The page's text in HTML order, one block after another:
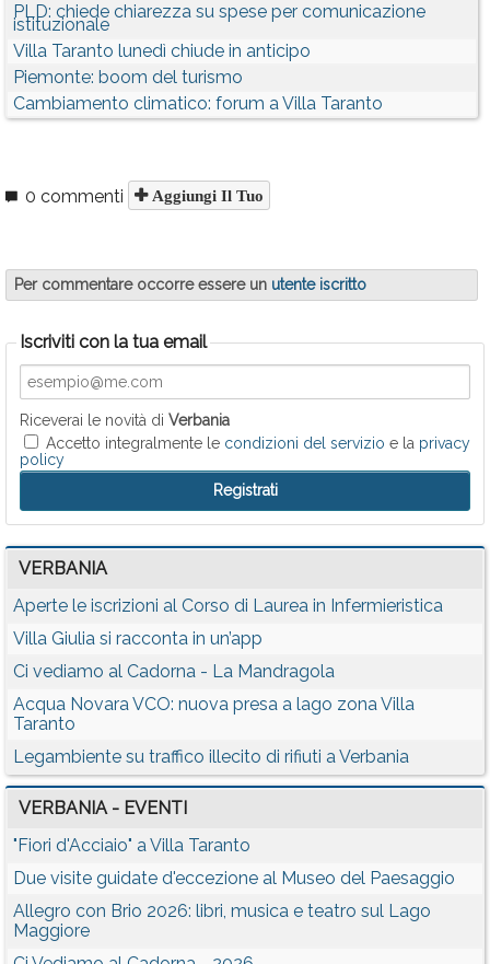
PLD: chiede chiarezza su spese per comunicazione
istituzionale
Villa Taranto lunedì chiude in anticipo
Piemonte: boom del turismo
Cambiamento climatico: forum a Villa Taranto
0 commenti Aggiungi Il Tuo
Per commentare occorre essere un utente iscritto
Iscriviti con la tua email
Riceverai le novità di Verbania
Accetto integralmente le condizioni del servizio e la privacy
policy
VERBANIA
Aperte le iscrizioni al Corso di Laurea in Infermieristica
Villa Giulia si racconta in un’app
Ci vediamo al Cadorna - La Mandragola
Acqua Novara VCO: nuova presa a lago zona Villa
Taranto
Legambiente su traffico illecito di rifiuti a Verbania
VERBANIA - EVENTI
"Fiori d'Acciaio" a Villa Taranto
Due visite guidate d'eccezione al Museo del Paesaggio
Allegro con Brio 2026: libri, musica e teatro sul Lago
Maggiore